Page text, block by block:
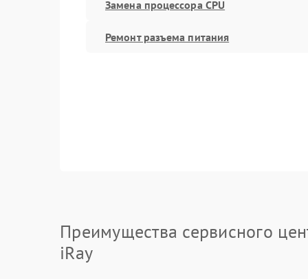
Замена процессора CPU
Ремонт разъема питания
Преимущества сервисного
iRay